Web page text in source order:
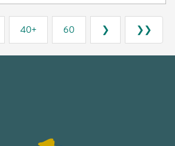
40+ 60 ❯ ❯❯